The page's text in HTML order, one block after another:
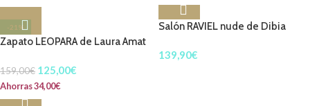
-21%
Zapato LEOPARA de Laura Amat
159,00€ 125,00€
Ahorras34,00€
Salón RAVIEL nude de Dibia
139,90€